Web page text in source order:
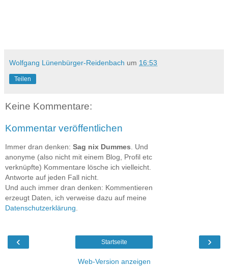
Wolfgang Lünenbürger-Reidenbach um 16:53
Teilen
Keine Kommentare:
Kommentar veröffentlichen
Immer dran denken: Sag nix Dummes . Und
anonyme (also nicht mit einem Blog, Profil etc
verknüpfte) Kommentare lösche ich vielleicht.
Antworte auf jeden Fall nicht.
Und auch immer dran denken: Kommentieren
erzeugt Daten, ich verweise dazu auf meine
Datenschutzerklärung
‹ ›
Startseite
Web-Version anzeigen